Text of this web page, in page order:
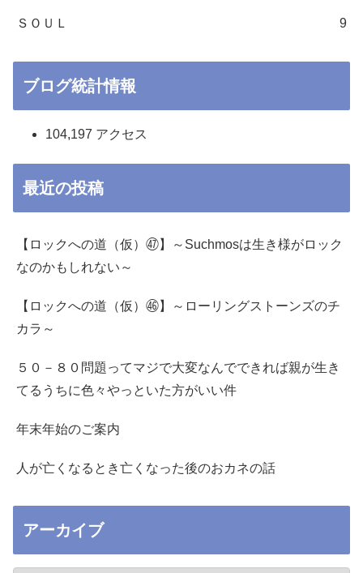
ＳＯＵＬ 9
ブログ統計情報
104,197 アクセス
最近の投稿
【ロックへの道（仮）㊼】～Suchmosは生き様がロック
なのかもしれない～
【ロックへの道（仮）㊻】～ローリングストーンズのチ
カラ～
５０－８０問題ってマジで大変なんでできれば親が生き
てるうちに色々やっといた方がいい件
年末年始のご案内
人が亡くなるとき亡くなった後のおカネの話
アーカイブ